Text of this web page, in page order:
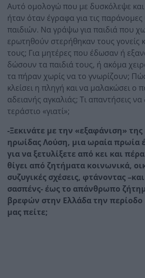
Αυτό ομολογώ που με δυσκόλεψε
ήταν όταν έγραφα για τις παράνομες
παιδιών. Να γράψω για παιδιά που
ερωτηθούν στερήθηκαν τους γονείς
τους; Για μητέρες που έδωσαν ή
δώσουν τα παιδιά τους, ή ακόμα
τα πήραν χωρίς να το γνωρίζουν;
κλείσει η πληγή και να μαλακώσει ο
αδειανής αγκαλιάς; Τι απαντήσεις
τεράστιο «γιατί»;
-Ξεκινάτε με την «εξαφάνιση» της
ηρωίδας Λούση, μια ωραία πρωία
για να ξετυλίξετε από κει και
θίγει από ζητήματα κοινωνικά,
συζυγικές σχέσεις, φτάνοντας
σασπένς- έως το απάνθρωπο
βρεφών στην Ελλάδα την περίοδο
μας πείτε;